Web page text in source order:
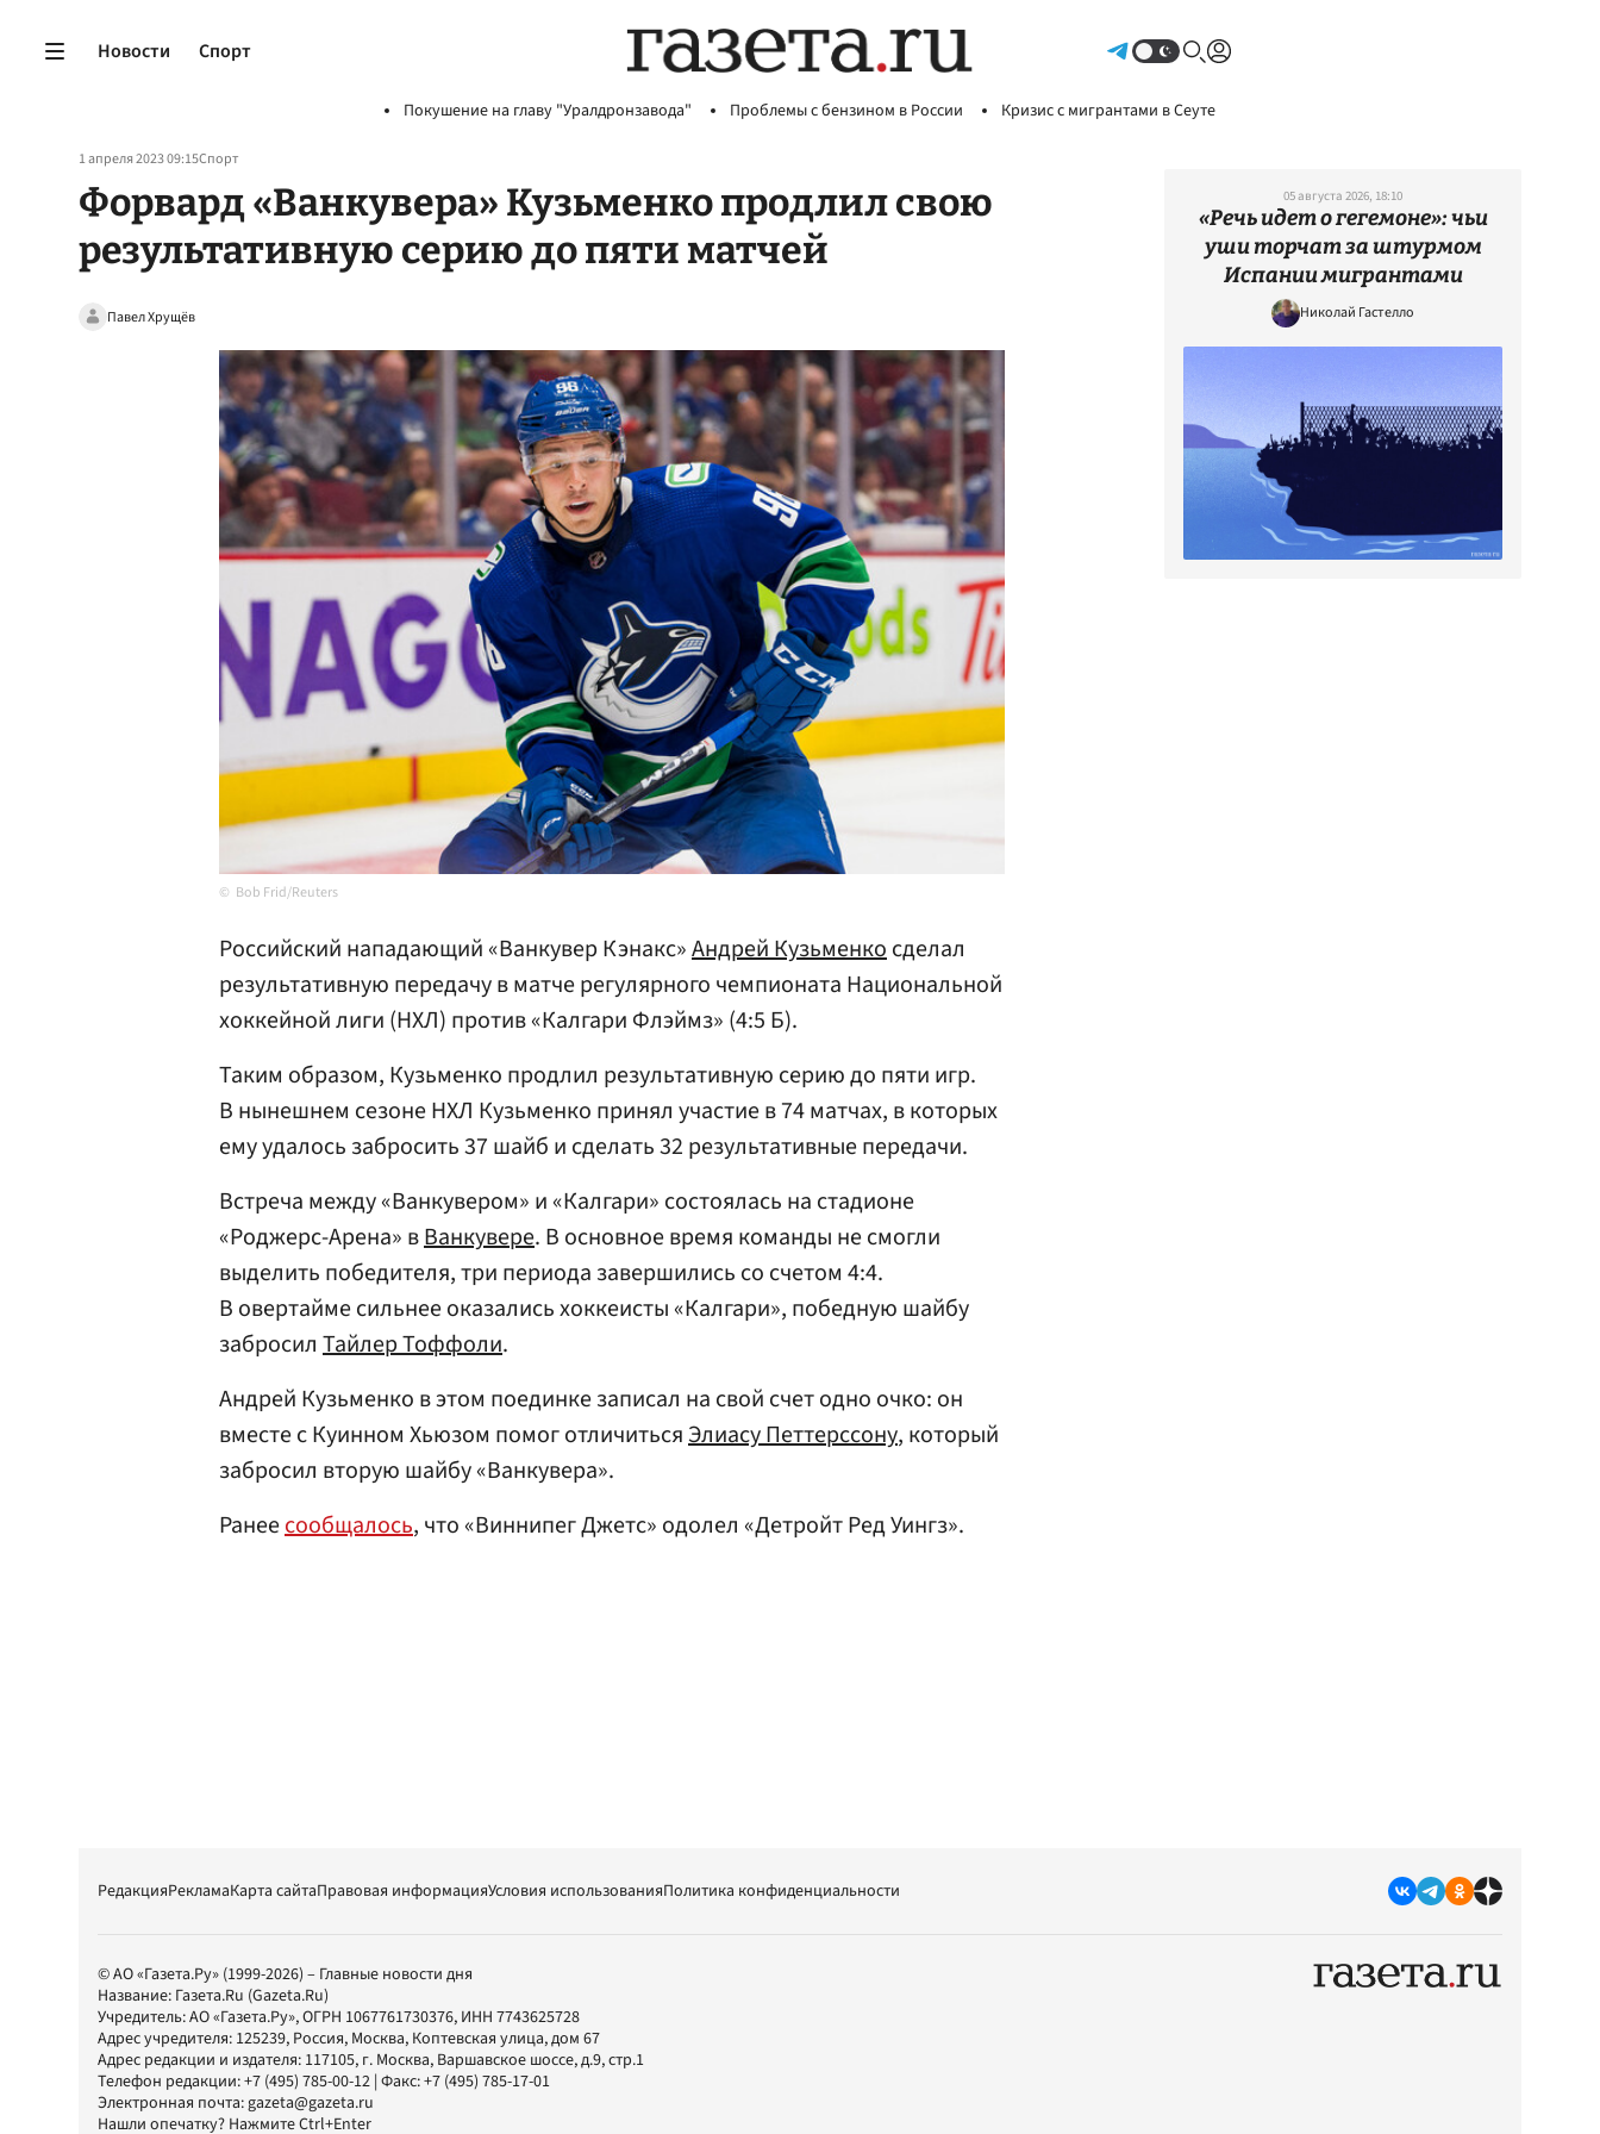
Новости Спорт
Покушение на главу "Уралдронзавода" Проблемы с бензином в России Кризис с мигрантами в Сеуте
1 апреля 2023 09:15Спорт
Форвард «Ванкувера» Кузьменко продлил свою
результативную серию до пяти матчей
Павел Хрущёв
Bob Frid/Reuters
Российский нападающий «Ванкувер Кэнакс»Андрей Кузьменкосделал
результативную передачу в матче регулярного чемпионата Национальной
хоккейной лиги (НХЛ) против «Калгари Флэймз» (4:5 Б).
Таким образом, Кузьменко продлил результативную серию до пяти игр.
В нынешнем сезоне НХЛ Кузьменко принял участие в 74 матчах, в которых
ему удалось забросить 37 шайб и сделать 32 результативные передачи.
Встреча между «Ванкувером» и «Калгари» состоялась на стадионе
«Роджерс-Арена» вВанкувере. В основное время команды не смогли
выделить победителя, три периода завершились со счетом 4:4.
В овертайме сильнее оказались хоккеисты «Калгари», победную шайбу
забросил Тайлер Тоффоли.
Андрей Кузьменко в этом поединке записал на свой счет одно очко: он
вместе с Куинном Хьюзом помог отличитьсяЭлиасу Петтерссону, который
забросил вторую шайбу «Ванкувера».
Ранеесообщалось, что «Виннипег Джетс» одолел «Детройт Ред Уингз».
05 августа 2026, 18:10
«Речь идет о гегемоне»: чьи
уши торчат за штурмом
Испании мигрантами
Николай Гастелло
РедакцияРекламаКарта сайтаПравовая информацияУсловия использованияПолитика конфиденциальности
© АО «Газета.Ру» (1999-2026) – Главные новости дня
Название: Газета.Ru (Gazeta.Ru)
Учредитель:АО «Газета.Ру», ОГРН 1067761730376, ИНН 7743625728
Адрес учредителя: 125239, Россия, Москва, Коптевская улица, дом 67
Адрес редакции и издателя: 117105, г. Москва, Варшавское шоссе, д.9, стр.1
Телефон редакции:+7 (495) 785-00-12 | Факс:+7 (495) 785-17-01
Электронная почта:gazeta@gazeta.ru
Нашли опечатку? Нажмите Ctrl+Enter